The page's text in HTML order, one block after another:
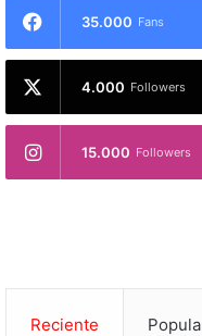
35.000 Fans
4.000 Followers
15.000 Followers
Reciente